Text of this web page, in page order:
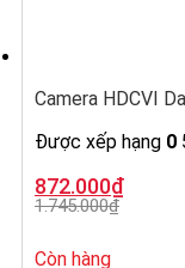
Camera HDCVI
Được xếp hạng 0
1.745.000₫
Giá
gốc
là:
872.000₫
Giá
hiện
tại
872.000₫.
Còn hàng